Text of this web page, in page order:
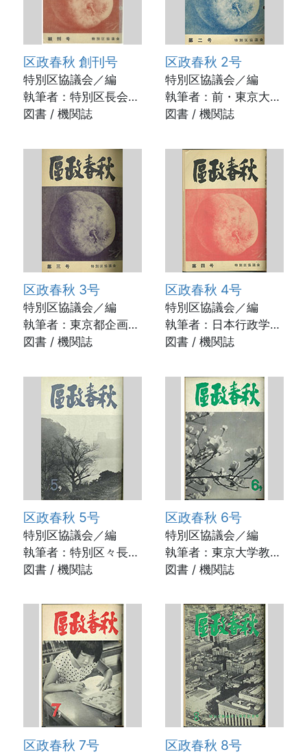
区政春秋 創刊号
特別区協議会／編
執筆者：特別区長会々
長 目黒区長 廣瀬俊
図書 / 機関誌
区政春秋 2号
特別区協議会／編
執筆者：前・東京大学
法学部教授 杉並図書
井 郁ほか / 1954年2
図書 / 機関誌
区政春秋 3号
特別区協議会／編
執筆者：東京都企画部
長 原口一次ほか /
図書 / 機関誌
区政春秋 4号
特別区協議会／編
執筆者：日本行政学会
理事 専修大学教授
年10月
図書 / 機関誌
区政春秋 5号
特別区協議会／編
執筆者：特別区々長
会々長 大田区長 代
月
図書 / 機関誌
区政春秋 6号
特別区協議会／編
執筆者：東京大学教
授 杉村章三郎ほか /
図書 / 機関誌
区政春秋 7号 区政春秋 8号